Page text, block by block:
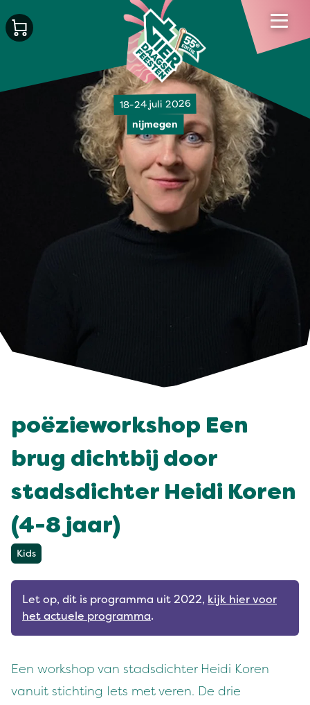
18-24 juli 2026
nijmegen
poëzieworkshop Een
brug dichtbij door
stadsdichter Heidi Koren
(4-8 jaar)
Kids
Let op, dit is programma uit 2022, kijk hier voor
het actuele programma.
Een workshop van stadsdichter Heidi Koren
vanuit stichting Iets met veren. De drie